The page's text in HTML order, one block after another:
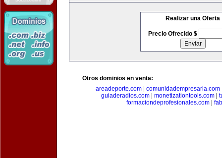
Realizar una Oferta
Precio Ofrecido $
Otros dominios en venta:
areadeporte.com| comunidadempresaria.com
guiaderadios.com| monetizationtools.com|
formaciondeprofesionales.com|